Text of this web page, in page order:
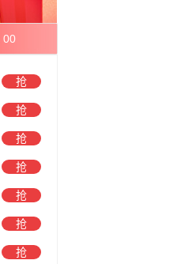
59
抢
抢
抢
抢
抢
抢
抢